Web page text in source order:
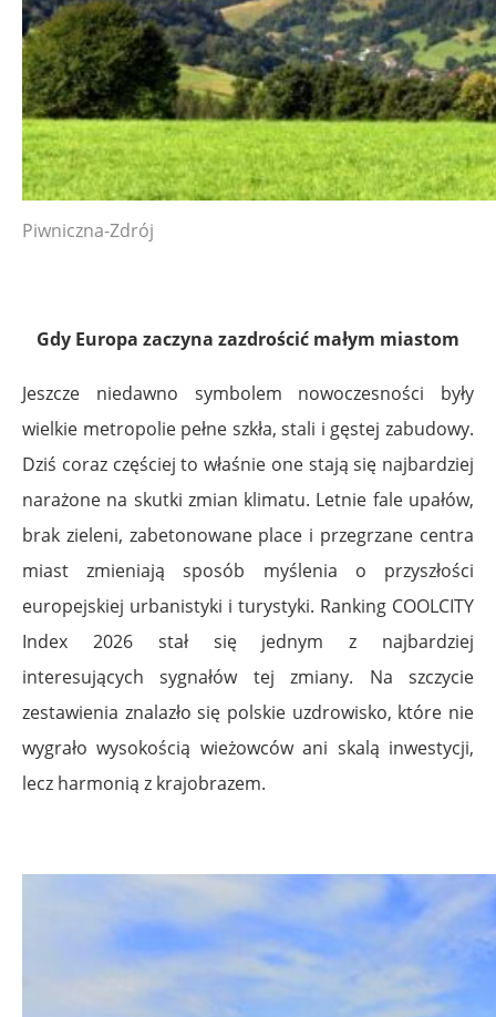
Piwniczna-Zdrój
Gdy Europa zaczyna zazdrościć małym miastom
Jeszcze niedawno symbolem nowoczesności były
wielkie metropolie pełne szkła, stali i gęstej zabudowy.
Dziś coraz częściej to właśnie one stają się najbardziej
narażone na skutki zmian klimatu. Letnie fale upałów,
brak zieleni, zabetonowane place i przegrzane centra
miast zmieniają sposób myślenia o przyszłości
europejskiej urbanistyki i turystyki. Ranking COOLCITY
Index 2026 stał się jednym z najbardziej
interesujących sygnałów tej zmiany. Na szczycie
zestawienia znalazło się polskie uzdrowisko, które nie
wygrało wysokością wieżowców ani skalą inwestycji,
lecz harmonią z krajobrazem.